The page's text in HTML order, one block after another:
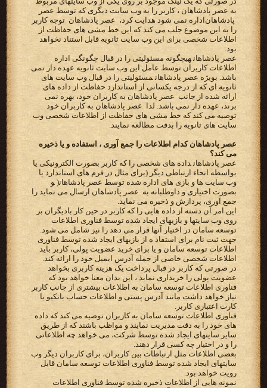
پادشاهان ‬اداره نمی شود هدایت کرد، ‪ عصر پادشاهان ‬ توجه کاربر
را به این موضوع جلب می کند که این خط مشی های‬ ‫حفاظت از
اطلاعات شخصی برای این وب سایت ثانویه قابل استناد نخواهد
بود‬.
‫‪ عصر پادشاهان‬هیچگونه مسئولیتی را در قبال‬ ‫چگونگی اداره
اطلاعات کاربران توسط عامل این وب سایت ثانویه عهده دار نمی
باشد. بویژه ‪ عصر پادشاهان‬مسئولیتی را در قبال‬ ‫وب سایت های
ثانویه ای که از درجه یکسانی از استاندارد حفاظت از داده های
ارائه شده از جانب ‪ عصر پادشاهان ‬به کاربران‬ ‫خود، بهره نمی
برند، عهده دار نمی باشد. لذا ‪ عصر پادشاهان ‬به کاربران خود
توصیه می کند که خط مشی های حفاظت از‬ ‫اطلاعات شخصی وب
سایت های ثانویه را بدقت مطالعه نمایند.‬
عصر پادشاهان کدام اطلاعات را جمع آوری ، استفاده و یا ذخیره
می کند؟
‫‪ عصر پادشاهان‬داده های شخصی را که کاربر بصورت الکترونیکی یا
بواسطه انحاء ارتباطی دیگر (برای مثال در فرم های‬ ‫استاندارد یا
وب سایت ها و بازی های اداره شده توسط ‪ )عصر پادشاهان‬و
بصورت اختیاری و داوطلبانه به ‪ عصر پادشاهان ‬ارسال‬ ‫می نماید را
جمع آوری، پردازش و ذخیره می نماید.‬
این امر آن دسته از داده هایی را که کاربر در حین کار بادیگران بر
روی وب سایتها و بازیهای ایجاد شده توسط فناوری اطلاعات
توسعه سامان در اختیار آنها قرار می دهد را نیز شامل می شود.
جهت ثبت نام برای استفاد ه از بازیهای ایجاد شده توسط فناوری
اطلاعات توسعه سامان و یا برای خرید عضویت پولی، کاربر باید
اطلاعات شخصی خاصی از جمله آدرس ایمیل خود را ارائه کند.
در صورتی که کاربر در قبال پرداخت یک هزینه کاربری بخواهد
عضویت پولی را خریداری نماید ، این بدان معنا خواهد بود که
فناوری اطلاعات توسعه سامان به اطلاعات بیشتری از جانب کاربر
نیاز خواهد داشت مانند آدرس پستی و اطلاعات حساب بانکیو یا
کارت اعتباری کاربر.
فناوری اطلاعات توسعه سامان به کاربران توصیه می کند که داده
های خود را به دقت مدیریت نمایند و مواظب باشند که از طریق
سایر سایتهای ایجاد شده توسط شرکت، می خواهد چه اطلاعاتی
را و در اختیار چه کسی قرار دهند.
بعضی اطلاعات مثل ارتباطات بین کاربران، برای کاربران دیگر وب
سایتهای ایجاد شده توسط فناوری اطلاعات توسعه سامان قابل
رویت خواهد بود.
نمونه هایی از اطلاعات ذخیره شده توسط فناوری اطلاعات